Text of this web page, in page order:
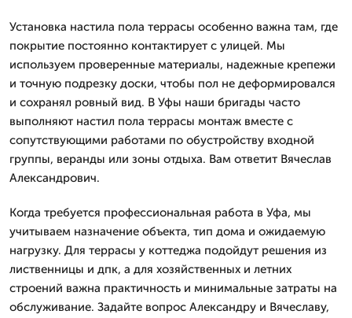
Установка настила пола террасы особенно важна там, где
покрытие постоянно контактирует с улицей. Мы
используем проверенные материалы, надежные крепежи
и точную подрезку доски, чтобы пол не деформировался
и сохранял ровный вид. В Уфы наши бригады часто
выполняют настил пола террасы монтаж вместе с
сопутствующими работами по обустройству входной
группы, веранды или зоны отдыха. Вам ответит Вячеслав
Александрович.
Когда требуется профессиональная работа в Уфа, мы
учитываем назначение объекта, тип дома и ожидаемую
нагрузку. Для террасы у коттеджа подойдут решения из
лиственницы и дпк, а для хозяйственных и летних
строений важна практичность и минимальные затраты на
обслуживание. Задайте вопрос Александру и Вячеславу,